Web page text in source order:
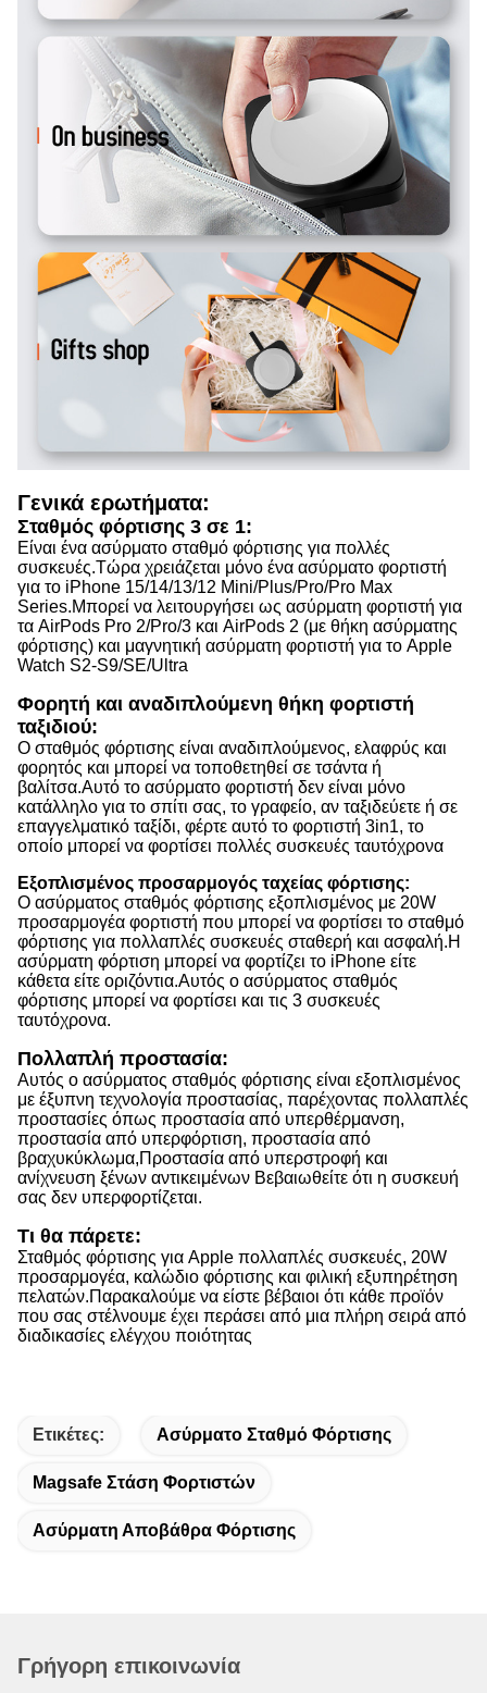
Γενικά ερωτήματα:
Σταθμός φόρτισης 3 σε 1:
Είναι ένα ασύρματο σταθμό φόρτισης για πολλές
συσκευές.Τώρα χρειάζεται μόνο ένα ασύρματο φορτιστή
για το iPhone 15/14/13/12 Mini/Plus/Pro/Pro Max
Series.Μπορεί να λειτουργήσει ως ασύρματη φορτιστή για
τα AirPods Pro 2/Pro/3 και AirPods 2 (με θήκη ασύρματης
φόρτισης) και μαγνητική ασύρματη φορτιστή για το Apple
Watch S2-S9/SE/Ultra
Φορητή και αναδιπλούμενη θήκη φορτιστή
ταξιδιού:
Ο σταθμός φόρτισης είναι αναδιπλούμενος, ελαφρύς και
φορητός και μπορεί να τοποθετηθεί σε τσάντα ή
βαλίτσα.Αυτό το ασύρματο φορτιστή δεν είναι μόνο
κατάλληλο για το σπίτι σας, το γραφείο, αν ταξιδεύετε ή σε
επαγγελματικό ταξίδι, φέρτε αυτό το φορτιστή 3in1, το
οποίο μπορεί να φορτίσει πολλές συσκευές ταυτόχρονα
Εξοπλισμένος προσαρμογός ταχείας φόρτισης:
Ο ασύρματος σταθμός φόρτισης εξοπλισμένος με 20W
προσαρμογέα φορτιστή που μπορεί να φορτίσει το σταθμό
φόρτισης για πολλαπλές συσκευές σταθερή και ασφαλή.Η
ασύρματη φόρτιση μπορεί να φορτίζει το iPhone είτε
κάθετα είτε οριζόντια.Αυτός ο ασύρματος σταθμός
φόρτισης μπορεί να φορτίσει και τις 3 συσκευές
ταυτόχρονα.
Πολλαπλή προστασία:
Αυτός ο ασύρματος σταθμός φόρτισης είναι εξοπλισμένος
με έξυπνη τεχνολογία προστασίας, παρέχοντας πολλαπλές
προστασίες όπως προστασία από υπερθέρμανση,
προστασία από υπερφόρτιση, προστασία από
βραχυκύκλωμα,Προστασία από υπερστροφή και
ανίχνευση ξένων αντικειμένων Βεβαιωθείτε ότι η συσκευή
σας δεν υπερφορτίζεται.
Τι θα πάρετε:
Σταθμός φόρτισης για Apple πολλαπλές συσκευές, 20W
προσαρμογέα, καλώδιο φόρτισης και φιλική εξυπηρέτηση
πελατών.Παρακαλούμε να είστε βέβαιοι ότι κάθε προϊόν
που σας στέλνουμε έχει περάσει από μια πλήρη σειρά από
διαδικασίες ελέγχου ποιότητας
Ετικέτες: Ασύρματο Σταθμό Φόρτισης
Magsafe Στάση Φορτιστών
Ασύρματη Αποβάθρα Φόρτισης
Γρήγορη επικοινωνία